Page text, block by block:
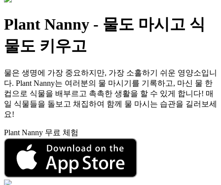
Plant Nanny - 물도 마시고 식
물도 키우고
물은 생명에 가장 중요하지만, 가장 소홀하기 쉬운 영양소입니
다. Plant Nanny는 여러분의 물 마시기를 기록하고, 마신 물 한
컵으로 식물을 배부르고 촉촉한 생활을 할 수 있게 합니다! 매
일 식물들을 돌보고 채집하여 함께 물 마시는 습관을 길러보세
요!
Plant Nanny 무료 체험